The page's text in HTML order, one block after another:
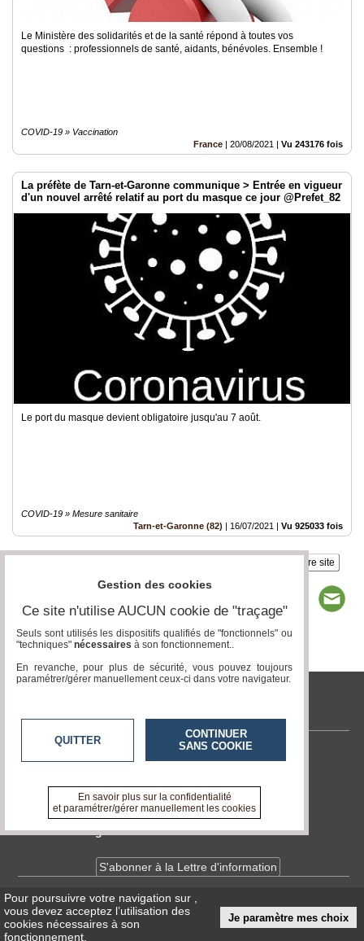
Le Ministère des solidarités et de la santé répond à toutes vos
questions : professionnels de santé, aidants, bénévoles. Ensemble !
COVID-19 » Vaccination
France | 20/08/2021 | Vu 243176 fois
La préfète de Tarn-et-Garonne communique > Entrée en vigueur
d'un nouvel arrêté relatif au port du masque ce jour @Prefet_82
Le port du masque devient obligatoire jusqu'au 7 août.
COVID-19 » Mesure sanitaire
Tarn-et-Garonne (82) | 16/07/2021 | Vu 925033 fois
Insérez sur votre site
tvlocale.fr
Contactez-nous
A propos de tvlocale.fr
Devenir délégué
S'abonner à la Lettre d'information
InfosCNIL/RGPD
Conditions Générales d'Utilisation
Pour poursuivre votre navigation sur
vous devez acceptez l’utilisation des
cookies nécessaires à son
fonctionnement.
Je paramètre mes choix
Gestion des cookies
Ce site n'utilise AUCUN cookie de "traçage"
Seuls sont utilisés les dispositifs qualifiés de "fonctionnels" ou
"techniques" nécessaires à son fonctionnement..
En revanche, pour plus de sécurité, vous pouvez toujours
paramétrer/gérer manuellement ceux-ci dans votre navigateur.
QUITTER
CONTINUER
SANS COOKIE
En savoir plus sur la confidentialité
et paramétrer/gérer manuellement les cookies